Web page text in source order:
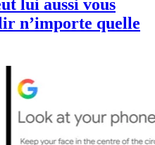
lui aussi vous
n’importe quelle